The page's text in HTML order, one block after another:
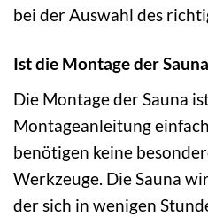
bei der Auswahl des
Ist die Montage der
Die Montage der Sauna
Montageanleitung
benötigen keine
Werkzeuge. Die Sauna
der sich in wenigen